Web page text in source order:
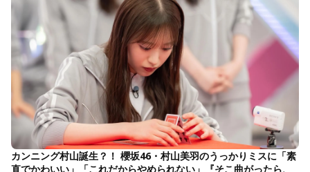
カンニング村山誕生？！ 櫻坂46・村山美羽のうっかりミスに「素
直でかわいい」「これだからやめられない」『そこ曲がったら、